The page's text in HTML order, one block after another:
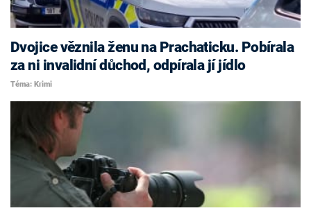
Dvojice věznila ženu na Prachaticku. Pobírala
za ni invalidní důchod, odpírala jí jídlo
Téma: Krimi